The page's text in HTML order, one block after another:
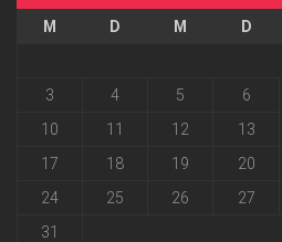
M D M D
3
4 5 6
10
11 12 13
17
18 19 20
24
25 26 27
31